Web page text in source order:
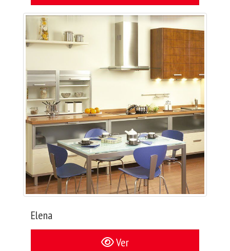
Elena
Ver